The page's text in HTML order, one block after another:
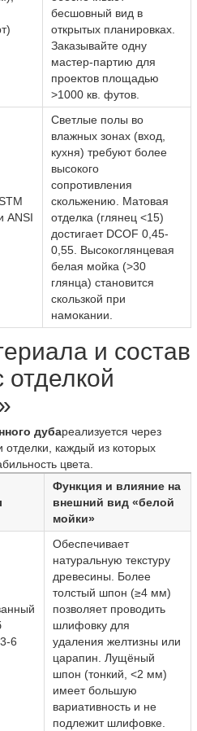
бесшовный вид в
открытых планировках.
Заказывайте одну
мастер-партию для
проектов площадью
>1000 кв. футов.
ANSI
Светлые полы во
влажных зонах (вход,
кухня) требуют более
высокого
сопротивления
скольжению. Матовая
отделка (глянец <15)
достигает DCOF 0,45-
0,55. Высокоглянцевая
белая мойка (>30
глянца) становится
скользкой при
намокании.
и состав
отделкой
дубареализуется через
отделки, каждый из которых
цвета.
Функция и влияние на
внешний вид «белой
мойки»
6
Обеспечивает
натуральную текстуру
древесины. Более
толстый шпон (≥4 мм)
позволяет проводить
шлифовку для
удаления желтизны или
царапин. Лущёный
шпон (тонкий, <2 мм)
имеет большую
вариативность и не
подлежит шлифовке.